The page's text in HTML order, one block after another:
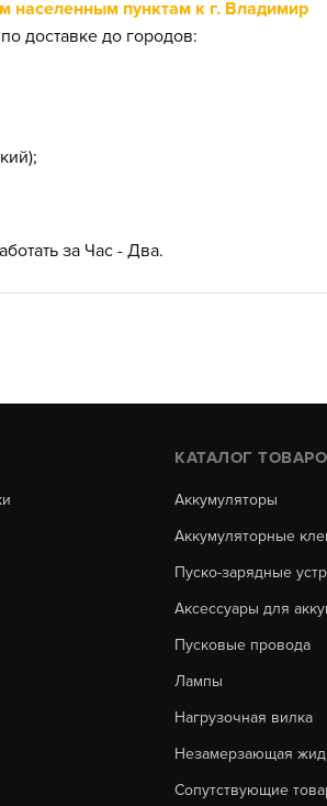
населенным пунктам к г. Владимир
доставке до городов:
за Час - Два.
КАТАЛОГ
Аккумуляторы
Аккумуляторные
Пуско-зарядные
Аксессуары для
Пусковые провода
Лампы
Нагрузочная вилка
Незамерзающая
Сопутствующие